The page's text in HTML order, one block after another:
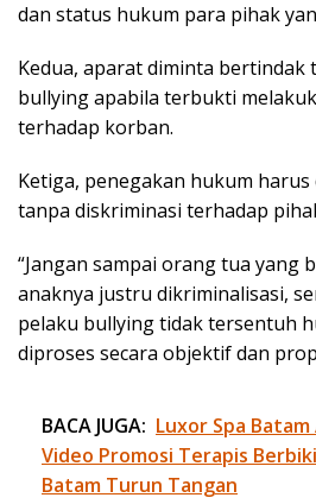
dan status hukum para pihak
Kedua, aparat diminta bertindak
bullying apabila terbukti
terhadap korban.
Ketiga, penegakan hukum harus
tanpa diskriminasi terhadap
“Jangan sampai orang tua yang
anaknya justru dikriminalisasi,
pelaku bullying tidak tersentuh
diproses secara objektif dan
BACA JUGA: Luxor Spa
Video Promosi Terapis
Batam Turun Tangan